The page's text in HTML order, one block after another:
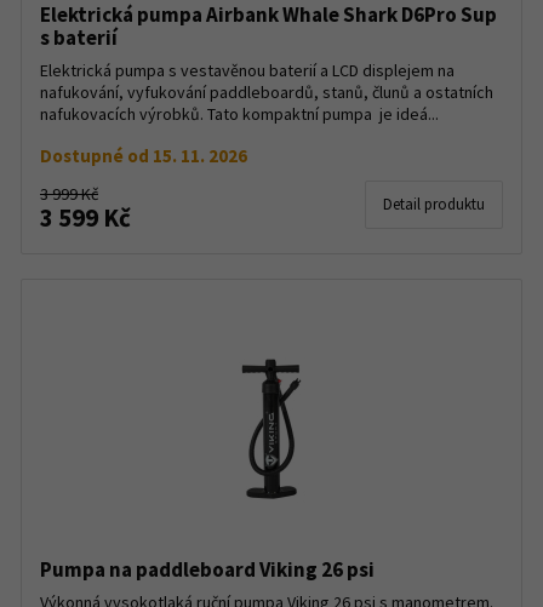
Elektrická pumpa Airbank Whale Shark D6Pro Sup
s baterií
Elektrická pumpa s vestavěnou baterií a LCD displejem na
nafukování, vyfukování paddleboardů, stanů, člunů a ostatních
nafukovacích výrobků. Tato kompaktní pumpa je ideá...
Dostupné od 15. 11. 2026
3 999 Kč
3 599 Kč Detail produktu
Pumpa na paddleboard Viking 26 psi
Výkonná vysokotlaká ruční pumpa Viking 26 psi s manometrem.